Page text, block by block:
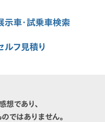
示車・試乗車検索
ルフ見積り
想であり、
ではありません。